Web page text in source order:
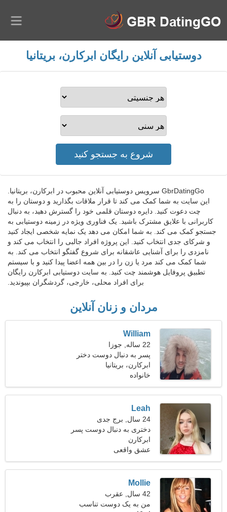
دوستیابی آنلاین رایگان ابرکارن، بریتانیا
GbrDatingGo سرویس دوستیابی آنلاین محبوب در ابرکارن، بریتانیا.
این سایت به شما کمک می کند تا قرار ملاقات بگذارید و دوستان را به
چت دعوت کنید. دایره دوستان قلمی خود را گسترش دهید، به دنبال
کاربرانی با علایق مشترک باشید. یک فناوری ویژه در زمینه دوستیابی به
جستجو کمک می کند. به شما امکان می دهد یک نمایه شخصی ایجاد کنید
و شرکای جدی انتخاب کنید. این پروژه افراد جالبی را انتخاب می کند و
نامزدی را برای آشنایی عاشقانه برای شروع گفتگو انتخاب می کند. به
شما کمک می کند مرد یا زن را در بین همه اعضا پیدا کنید و با سیستم
تطبیق پروفایل هوشمند چت کنید. به سایت دوستیابی ابرکارن رایگان
برای افراد محلی، خارجی، گردشگران بپیوندید.
مردان و زنان آنلاین
William
22 ساله, جوزا
پسر به دنبال دوست دختر
است 25-29
ابرکارن، بریتانیا
خانواده
Leah
24 سال, برج جدی
دختری به دنبال دوست پسر
ابرکارن
عشق واقعی
Mollie
42 سال, عقرب
من به یک دوست تناسب